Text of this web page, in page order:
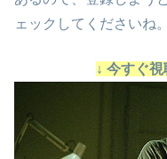
ェックしてくださいね。
↓ 今すぐ